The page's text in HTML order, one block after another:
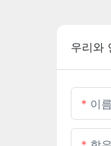
우리와
이름